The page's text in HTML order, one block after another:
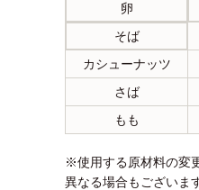
卵
そば
カシューナッツ
さば
もも
※使用する原材料の変
異なる場合もございま